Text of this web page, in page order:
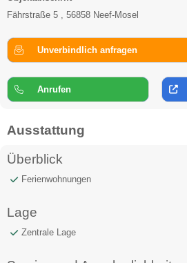
Fährstraße 5 , 56858 Neef-Mosel
Unverbindlich anfragen
Anrufen
Ausstattung
Überblick
Ferienwohnungen
Lage
Zentrale Lage